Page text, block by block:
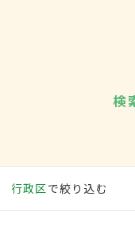
検
行政区で絞り込む